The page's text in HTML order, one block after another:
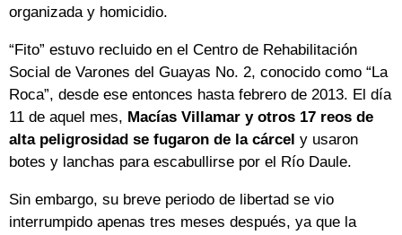
organizada y homicidio.
“Fito” estuvo recluido en el Centro de Rehabilitación
Social de Varones del Guayas No. 2, conocido como “La
Roca”, desde ese entonces hasta febrero de 2013. El día
11 de aquel mes, Macías Villamar y otros 17 reos de
alta peligrosidad se fugaron de la cárcel y usaron
botes y lanchas para escabullirse por el Río Daule.
Sin embargo, su breve periodo de libertad se vio
interrumpido apenas tres meses después, ya que la